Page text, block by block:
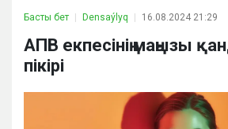
Басты бет Densaýlyq 16.08.2024 21:29
АПВ екпесінің маңызы
пікірі